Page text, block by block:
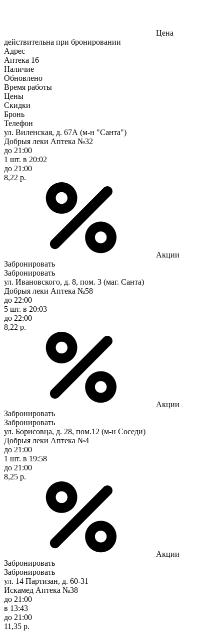
Цена
действительна при бронировании
Адрес
Аптека 16
Наличие
Обновлено
Время работы
Цены
Скидки
Бронь
Телефон
ул. Виленская, д. 67А (м-н "Санта")
Добрыя леки Аптека №32
до 21:00
1 шт. в 20:02
до 21:00
8,22 р.
Акции
Забронировать
Забронировать
ул. Ивановского, д. 8, пом. 3 (маг. Санта)
Добрыя леки Аптека №58
до 22:00
5 шт. в 20:03
до 22:00
8,22 р.
Акции
Забронировать
Забронировать
ул. Борисовца, д. 28, пом.12 (м-н Соседи)
Добрыя леки Аптека №4
до 21:00
1 шт. в 19:58
до 21:00
8,25 р.
Акции
Забронировать
Забронировать
ул. 14 Партизан, д. 60-31
Искамед Аптека №38
до 21:00
в 13:43
до 21:00
11,35 р.